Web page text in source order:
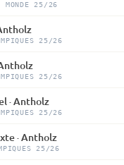
MONDE 25/26
25/26
25/26
· Antholz
25/26
· Antholz
25/26